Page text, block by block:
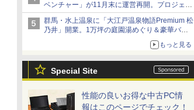
ベンチャー」が11月末に運営再開。プロジェク
ションマッピングを追加、DPAは1500円
群馬・水上温泉に「大江戸温泉物語Premium 松
乃井」開業。1万坪の庭園湯めぐり＆豪華バイ
もっと見る
Special Site
性能の良いお得な中古PC情
報はこのページでチェック！